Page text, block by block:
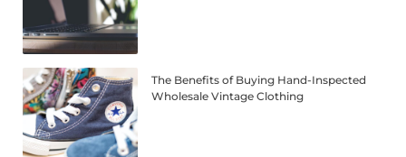
The Benefits of Buying Hand-Inspected
Wholesale Vintage Clothing